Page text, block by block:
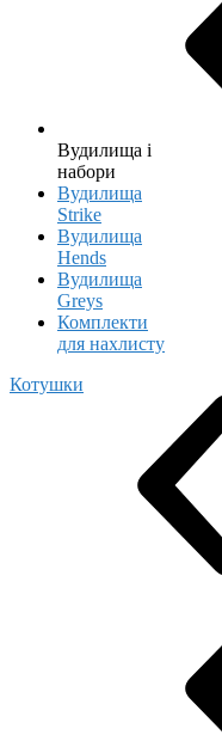
Вудилища і
набори
Вудилища
Strike
Вудилища
Hends
Вудилища
Greys
Комплекти
для нахлисту
Котушки